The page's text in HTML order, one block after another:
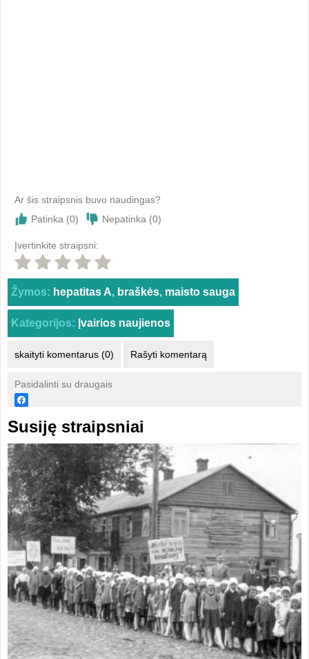
Ar šis straipsnis buvo naudingas?
Patinka (0) Nepatinka (0)
Įvertinkite straipsni:
Žymos: hepatitas A, braškės, maisto sauga
Kategorijos: Įvairios naujienos
skaityti komentarus (0) Rašyti komentarą
Pasidalinti su draugais
Susiję straipsniai